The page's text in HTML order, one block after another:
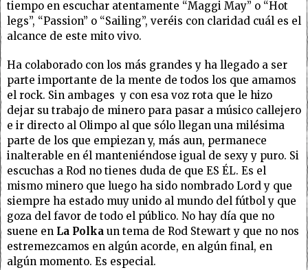
tiempo en escuchar atentamente “Maggi May” o “Hot
legs”, “Passion” o “Sailing”, veréis con claridad cuál es el
alcance de este mito vivo.
Ha colaborado con los más grandes y ha llegado a ser
parte importante de la mente de todos los que amamos
el rock. Sin ambages y con esa voz rota que le hizo
dejar su trabajo de minero para pasar a músico callejero
e ir directo al Olimpo al que sólo llegan una milésima
parte de los que empiezan y, más aun, permanece
inalterable en él manteniéndose igual de sexy y puro. Si
escuchas a Rod no tienes duda de que ES ÉL. Es el
mismo minero que luego ha sido nombrado Lord y que
siempre ha estado muy unido al mundo del fútbol y que
goza del favor de todo el público. No hay día que no
suene en La Polka un tema de Rod Stewart y que no nos
estremezcamos en algún acorde, en algún final, en
algún momento. Es especial.